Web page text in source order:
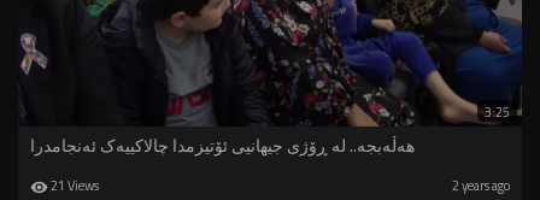
3:25
هەڵەبجە.. لە ڕۆژی جیهانیی ئۆتیزمدا چالاکییەک ئەنجامدرا
21 Views 2 years ago